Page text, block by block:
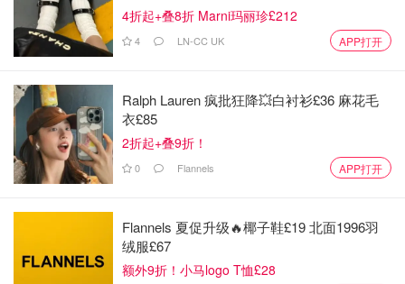
4.土豆泥沙拉
道省时省力的清淡美食。将洗净的土豆去皮后切块，放入蒸
锅中蒸20分钟左右，取出后经蒸熟的土豆捣碎成泥放于碗
中。煮一下自己喜欢的蔬菜（豆子、胡萝卜丁、豆角丁、玉
4折起+叠8折 Marni玛丽珍£212
4 LN-CC UK APP打开
Ralph Lauren 疯批狂降💥白衬衫£36 麻花毛
衣£85
2折起+叠9折！
0 Flannels APP打开
Flannels 夏促升级🔥椰子鞋£19 北面1996羽
绒服£67
额外9折！小马logo T恤£28